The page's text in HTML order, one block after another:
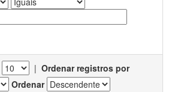
| Ordenar registros por
Ordenar